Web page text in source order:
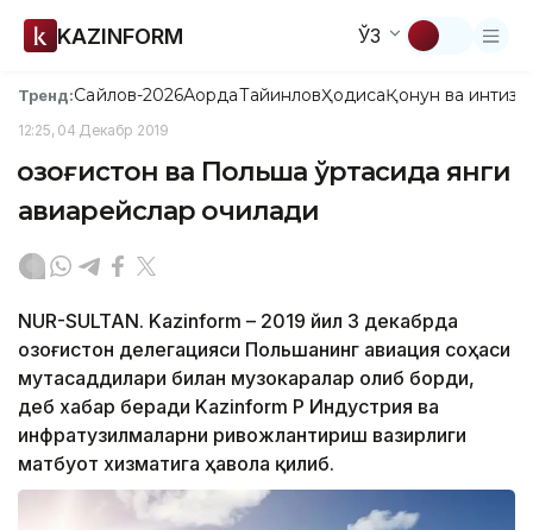
KAZINFORM ЎЗ
Тренд:Сайлов-2026АқордаТайинловҲодисаҚонун ва
12:25, 04 Декабр 2019
Қозоғистон ва Польша ўртасида янги
авиарейслар очилади
NUR-SULTAN. Kazinform – 2019 йил 3 декабрда
Қозоғистон делегацияси Польшанинг авиация соҳаси
мутасаддилари билан музокаралар олиб борди,
деб хабар беради Kazinform ҚР Индустрия ва
инфратузилмаларни ривожлантириш вазирлиги
матбуот хизматига ҳавола қилиб.